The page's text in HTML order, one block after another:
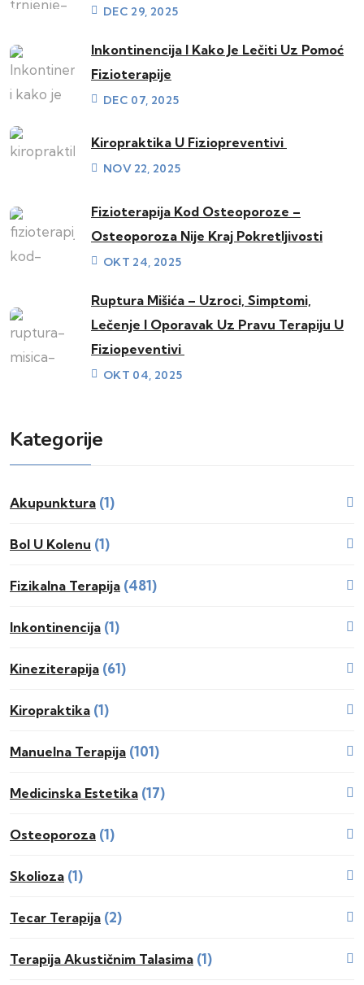
DEC 29, 2025
Inkontinencija I Kako Je Lečiti Uz Pomoć
Fizioterapije
DEC 07, 2025
Kiropraktika U Fiziopreventivi
NOV 22, 2025
Fizioterapija Kod Osteoporoze –
Osteoporoza Nije Kraj Pokretljivosti
OKT 24, 2025
Ruptura Mišića – Uzroci, Simptomi,
Lečenje I Oporavak Uz Pravu Terapiju U
Fiziopeventivi
OKT 04, 2025
Kategorije
Akupunktura (1)
Bol U Kolenu (1)
Fizikalna Terapija (481)
Inkontinencija (1)
Kineziterapija (61)
Kiropraktika (1)
Manuelna Terapija (101)
Medicinska Estetika (17)
Osteoporoza (1)
Skolioza (1)
Tecar Terapija (2)
Terapija Akustičnim Talasima (1)